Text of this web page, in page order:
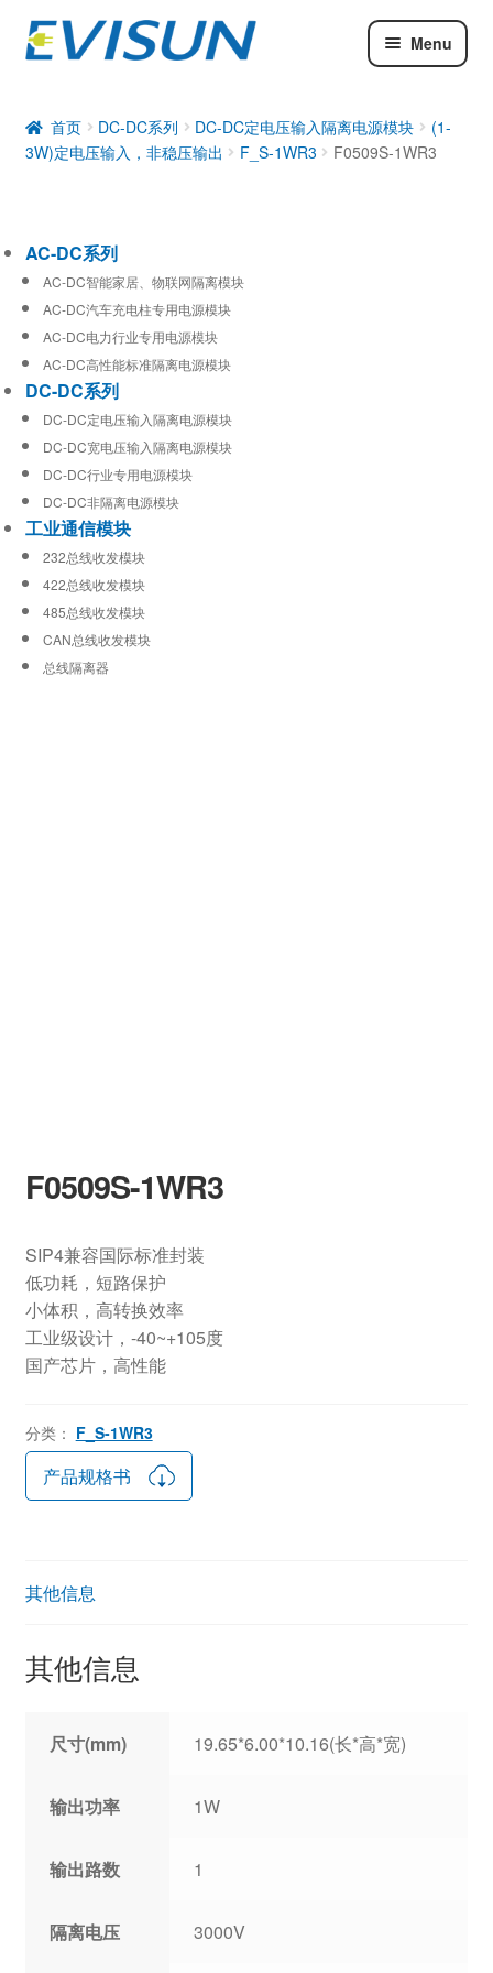
Menu
DC-DC系列
工业通信模块
首页 DC-DC系列 DC-DC定电压输入隔离电源模块
(1-
3W)定电压输入，非稳压输出
F_S-1WR3 F0509S-1WR3
F0509S-1WR3
SIP4兼容国际标准封装
低功耗，短路保护
小体积，高转换效率
工业级设计，-40~+105度
国产芯片，高性能
分类： F_S-1WR3
产品规格书
其他信息
其他信息
尺寸(mm) 19.65*6.00*10.16(长*高*宽)
输出功率 1W
输出路数 1
隔离电压 3000V
AC-DC系列
AC-DC智能家居、物联网隔离模块
AC-DC汽车充电柱专用电源模块
AC-DC电力行业专用电源模块
AC-DC高性能标准隔离电源模块
DC-DC系列
DC-DC定电压输入隔离电源模块
DC-DC宽电压输入隔离电源模块
DC-DC行业专用电源模块
DC-DC非隔离电源模块
工业通信模块
232总线收发模块
422总线收发模块
485总线收发模块
CAN总线收发模块
总线隔离器